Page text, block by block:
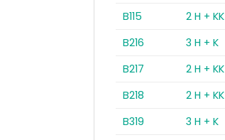
B115
2 H + KK
B216
3 H + K
B217
2 H + KK
B218
2 H + KK
B319
3 H + K